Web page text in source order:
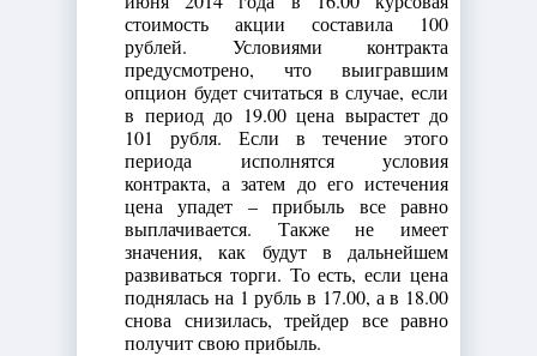
стоимость акции составила 100
рублей. Условиями контракта
предусмотрено, что выигравшим
опцион будет считаться в случае, если
в период до 19.00 цена вырастет до
101 рубля. Если в течение этого
периода исполнятся условия
контракта, а затем до его истечения
цена упадет – прибыль все равно
выплачивается. Также не имеет
значения, как будут в дальнейшем
развиваться торги. То есть, если цена
поднялась на 1 рубль в 17.00, а в 18.00
снова снизилась, трейдер все равно
получит свою прибыль.